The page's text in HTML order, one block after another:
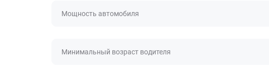
Мощность автомобиля
Минимальный возраст водителя